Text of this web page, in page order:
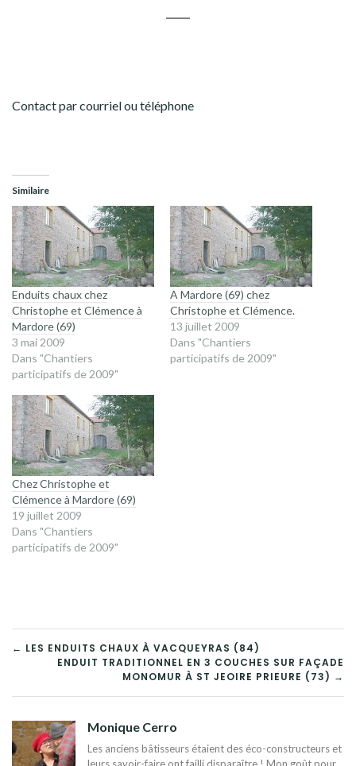
Contact par courriel ou téléphone
Similaire
Enduits chaux chez
Christophe et Clémence à
Mardore (69)
3 mai 2009
Dans "Chantiers
participatifs de 2009"
A Mardore (69) chez
Christophe et Clémence.
13 juillet 2009
Dans "Chantiers
participatifs de 2009"
Chez Christophe et
Clémence à Mardore (69)
19 juillet 2009
Dans "Chantiers
participatifs de 2009"
NAVIGATION
DE
L’ARTICLE
← LES ENDUITS CHAUX À VACQUEYRAS (84)
ENDUIT TRADITIONNEL EN 3 COUCHES SUR FAÇADE
MONOMUR À ST JEOIRE PRIEURE (73) →
Monique Cerro
Les anciens bâtisseurs étaient des éco-constructeurs et